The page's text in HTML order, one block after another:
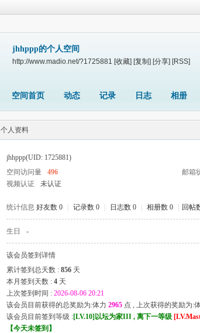
jhhppp的个人空间
http://www.madio.net/?1725881 [收藏] [复制] [分享] [RSS]
空间首页 动态 记录 日志 相册
个人资料
jhhppp(UID: 1725881)
空间访问量
496 邮箱
视频认证
未认证
统计信息 好友数 0 记录数 0 日志数 0 相册数 0 回帖
生日 -
该会员签到详情
累计签到总天数 : 856 天
本月签到天数 : 4 天
上次签到时间 : 2026-08-06 20:21
该会员目前获得的总奖励为:体力 2965 点 , 上次获得的奖励为:
该会员目前签到等级 :[LV.10]以坛为家III , 离下一等级
【今天未签到 】